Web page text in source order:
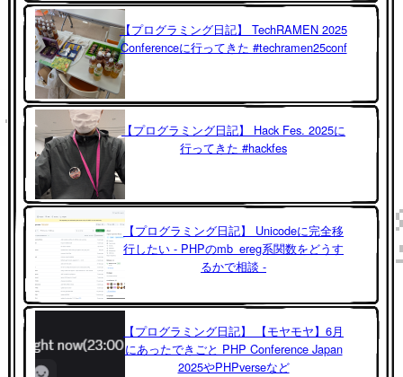
【プログラミング日記】 TechRAMEN 2025
Conferenceに行ってきた #techramen25conf
【プログラミング日記】 Hack Fes. 2025に
行ってきた #hackfes
【プログラミング日記】 Unicodeに完全移
行したい - PHPのmb_ereg系関数をどうす
るかで相談 -
【プログラミング日記】 【モヤモヤ】6月
にあったできごと PHP Conference Japan
2025やPHPverseなど